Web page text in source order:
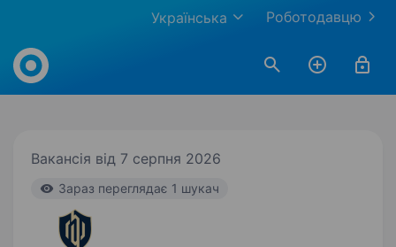
Роботодавцю
Українська
Work.ua
Вакансія від 7 серпня 2026
Зараз переглядає 1 шукач